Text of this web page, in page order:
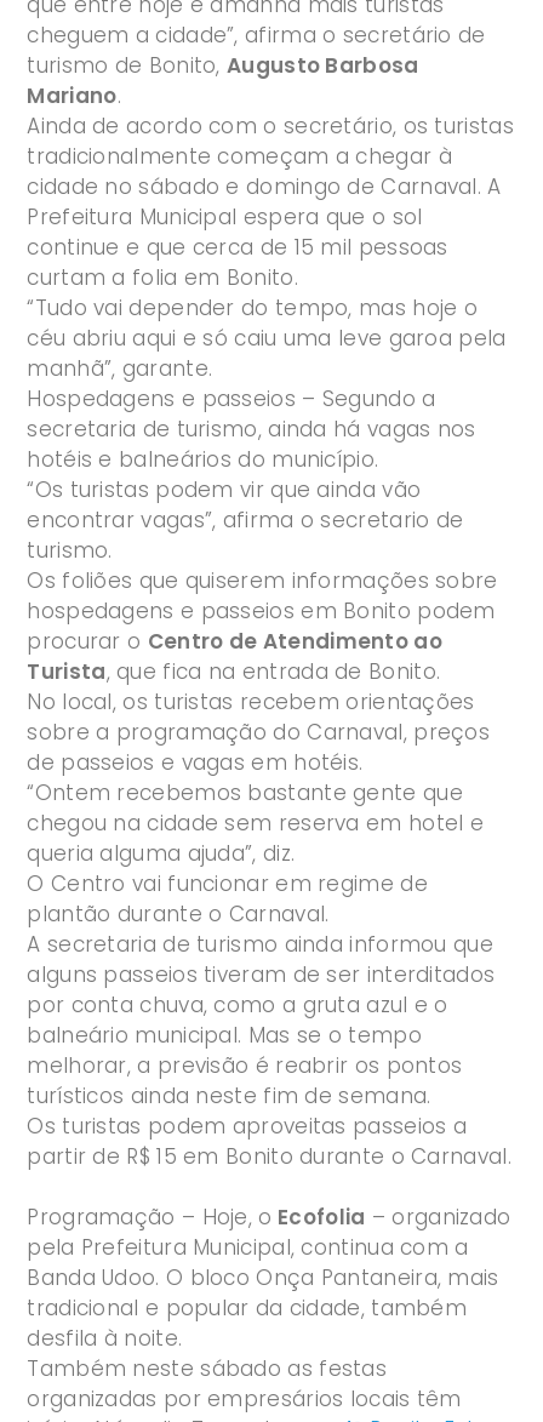
cheguem a cidade”, afirma o secretário de
turismo de Bonito,Augusto Barbosa
Mariano.
Ainda de acordo com o secretário, os turistas
tradicionalmente começam a chegar à
cidade no sábado e domingo de Carnaval. A
Prefeitura Municipal espera que o sol
continue e que cerca de 15 mil pessoas
curtam a folia em Bonito.
“Tudo vai depender do tempo, mas hoje o
céu abriu aqui e só caiu uma leve garoa pela
manhã”, garante.
Hospedagens e passeios – Segundo a
secretaria de turismo, ainda há vagas nos
hotéis e balneários do município.
“Os turistas podem vir que ainda vão
encontrar vagas”, afirma o secretario de
turismo.
Os foliões que quiserem informações sobre
hospedagens e passeios em Bonito podem
procurar o Centro de Atendimento ao
Turista, que fica na entrada de Bonito.
No local, os turistas recebem orientações
sobre a programação do Carnaval, preços
de passeios e vagas em hotéis.
“Ontem recebemos bastante gente que
chegou na cidade sem reserva em hotel e
queria alguma ajuda”, diz.
O Centro vai funcionar em regime de
plantão durante o Carnaval.
A secretaria de turismo ainda informou que
alguns passeios tiveram de ser interditados
por conta chuva, como a gruta azul e o
balneário municipal. Mas se o tempo
melhorar, a previsão é reabrir os pontos
turísticos ainda neste fim de semana.
Os turistas podem aproveitas passeios a
partir de R$ 15 em Bonito durante o Carnaval.
Programação – Hoje, o Ecofolia – organizado
pela Prefeitura Municipal, continua com a
Banda Udoo. O bloco Onça Pantaneira, mais
tradicional e popular da cidade, também
desfila à noite.
Também neste sábado as festas
organizadas por empresários locais têm